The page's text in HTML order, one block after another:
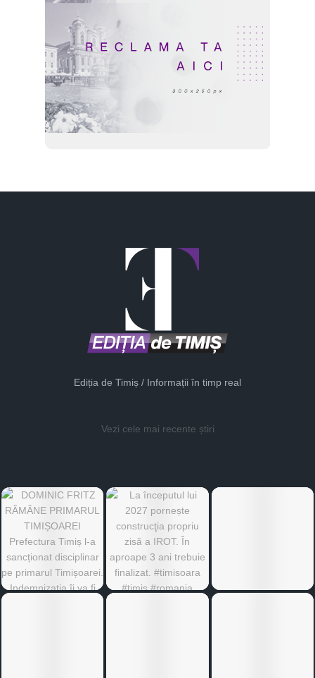
Ediția de Timiș / Informații în timp real
Vezi cele mai recente știri